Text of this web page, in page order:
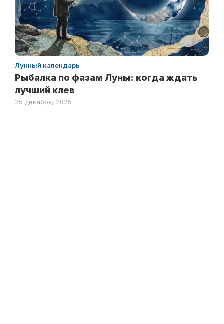
Лунный календарь
Рыбалка по фазам Луны: когда ждать
лучший клев
25 декабря, 2025